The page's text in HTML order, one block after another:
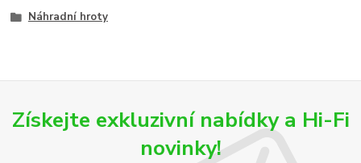
Náhradní hroty
Získejte exkluzivní nabídky a Hi-Fi
novinky!